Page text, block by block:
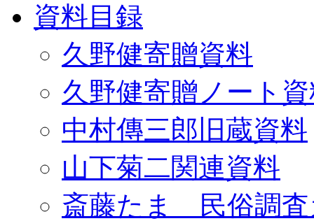
資料目録
久野健寄贈資料
久野健寄贈ノート
中村傳三郎旧蔵資料
山下菊二関連資料
斎藤たま 民俗調査